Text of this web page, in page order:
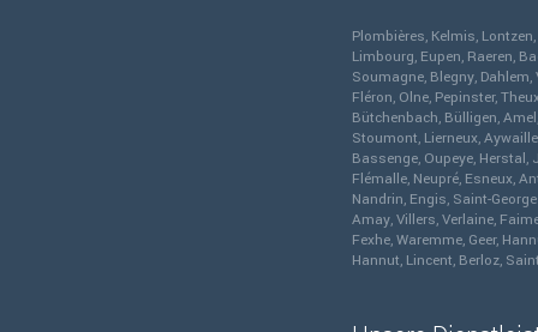
Plombières Kelmis Lontzen
Limbourg Eupen Raeren
Soumagne Blegny Dahlem
Fléron Olne Pepinster
Bütchenbach Bülligen Amel
Stoumont Lierneux Aywaille
Bassenge Oupeye Herstal
Flémalle Neupré Esneux
Nandrin Engis Saint-
Amay Villers Verlaine
Fexhe Waremme Geer
Hannut Lincent Berloz